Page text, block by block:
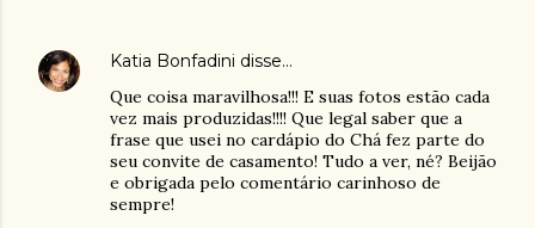
Katia Bonfadini disse…
Que coisa maravilhosa!!! E suas fotos estão cada
vez mais produzidas!!!! Que legal saber que a
frase que usei no cardápio do Chá fez parte do
seu convite de casamento! Tudo a ver, né? Beijão
e obrigada pelo comentário carinhoso de
sempre!